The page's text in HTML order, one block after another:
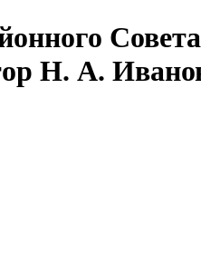
Совета
Н. А.